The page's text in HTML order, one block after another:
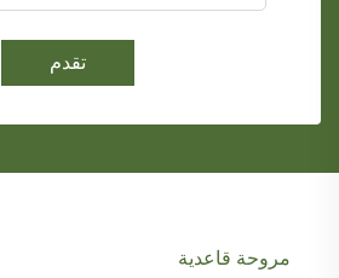
تقدم
مروحة قاعدية